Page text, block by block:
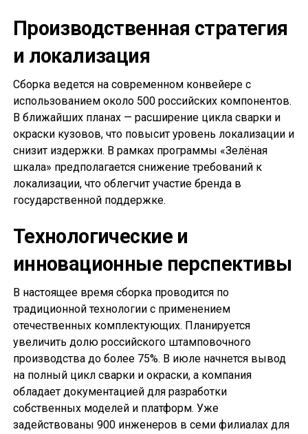
Производственная стратегия
и локализация
Сборка ведется на современном конвейере с
использованием около 500 российских компонентов.
В ближайших планах — расширение цикла сварки и
окраски кузовов, что повысит уровень локализации и
снизит издержки. В рамках программы «Зелёная
шкала» предполагается снижение требований к
локализации, что облегчит участие бренда в
государственной поддержке.
Технологические и
инновационные перспективы
В настоящее время сборка проводится по
традиционной технологии с применением
отечественных комплектующих. Планируется
увеличить долю российского штамповочного
производства до более 75%. В июле начнется вывод
на полный цикл сварки и окраски, а компания
обладает документацией для разработки
собственных моделей и платформ. Уже
задействованы 900 инженеров в семи филиалах для